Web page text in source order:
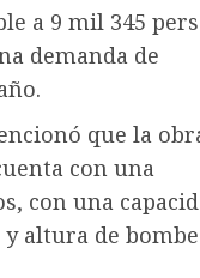
a 9 mil 345
demanda de
que la
con una
con una
altura de